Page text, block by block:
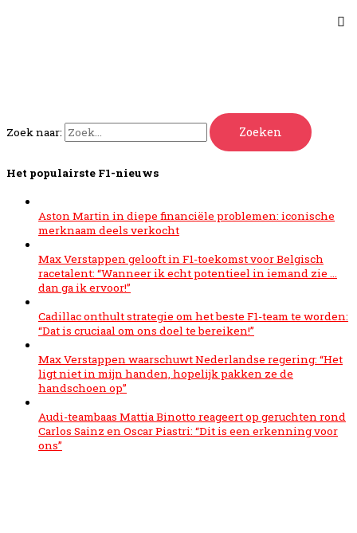
Zoek naar:
Het populairste F1-nieuws
Aston Martin in diepe financiële problemen: iconische
merknaam deels verkocht
Max Verstappen gelooft in F1-toekomst voor Belgisch
racetalent: “Wanneer ik echt potentieel in iemand zie …
dan ga ik ervoor!”
Cadillac onthult strategie om het beste F1-team te worden:
“Dat is cruciaal om ons doel te bereiken!”
Max Verstappen waarschuwt Nederlandse regering: “Het
ligt niet in mijn handen, hopelijk pakken ze de
handschoen op”
Audi-teambaas Mattia Binotto reageert op geruchten rond
Carlos Sainz en Oscar Piastri: “Dit is een erkenning voor
ons”